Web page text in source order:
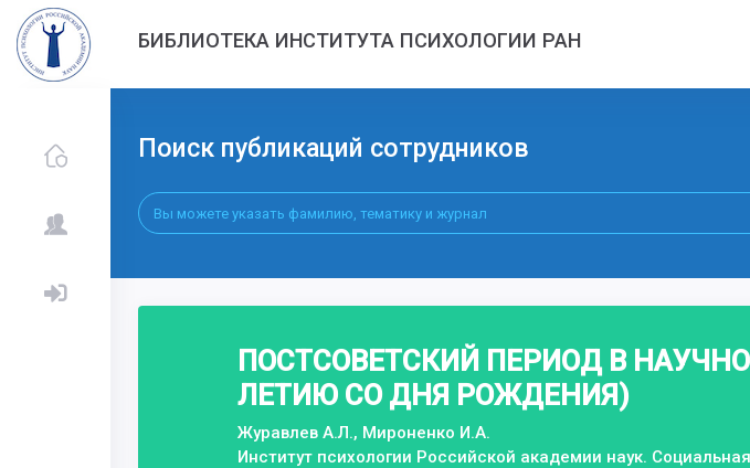
БИБЛИОТЕКА ИНСТИТУТА ПСИХОЛОГИИ РАН
Поиск публикаций сотрудников
ПОСТСОВЕТСКИЙ ПЕРИОД В
ЛЕТИЮ СО ДНЯ РОЖДЕНИЯ)
Журавлев А.Л., Мироненко И.А.
Институт психологии Российской академии наук.